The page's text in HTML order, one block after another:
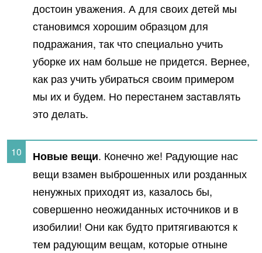
достоин уважения. А для своих детей мы
становимся хорошим образцом для
подражания, так что специально учить
уборке их нам больше не придется. Вернее,
как раз учить убираться своим примером
мы их и будем. Но перестанем заставлять
это делать.
Новые вещи. Конечно же! Радующие нас
вещи взамен выброшенных или розданных
ненужных приходят из, казалось бы,
совершенно неожиданных источников и в
изобилии! Они как будто притягиваются к
тем радующим вещам, которые отныне